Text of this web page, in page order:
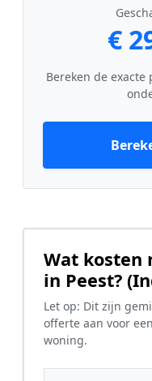
€
Bereken de exacte
Wat kosten
in Peest?
Let op: Dit zijn
offerte aan voor
woning.